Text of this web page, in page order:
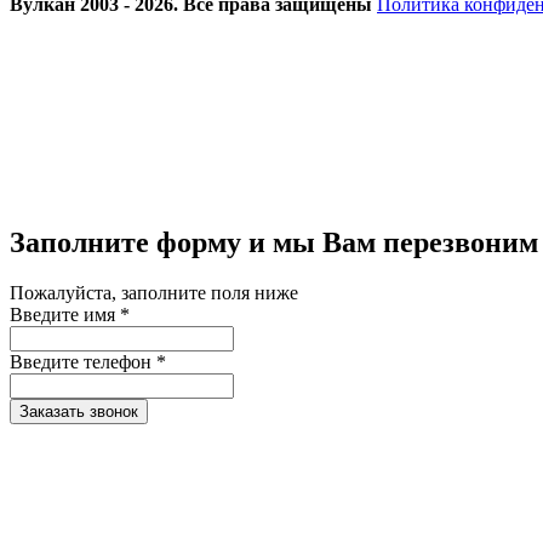
Заполните форму и мы Вам перезвоним
Пожалуйста, заполните поля ниже
Введите имя *
Введите телефон *